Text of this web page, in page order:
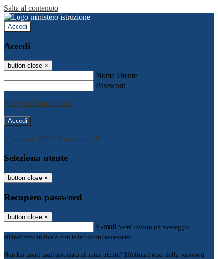
Salta al contenuto
Accedi
Accedi
button close ×
Nome Utente
Password
Password dimenticata?
-
Entra con SPID Entra con CIE
Seleziona utente
button close ×
Recupero password
button close ×
E-mail Verrà inviato un messaggio
all'indirizzo indicato con le istruzioni necessarie.
Non hai una e-mail associata al nome utente? Effettua il reset della password